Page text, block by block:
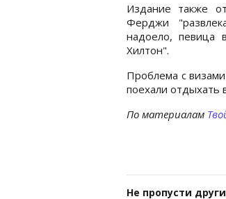
Издание также
Ферджи
надоело, певица
Хилтон".
Проблема с
поехали отдыхать
По материалам
Не пропусти